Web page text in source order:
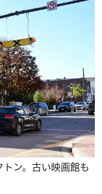
ン。古い映画館も